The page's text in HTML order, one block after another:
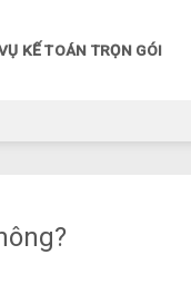
KẾ TOÁN TRỌN GÓI